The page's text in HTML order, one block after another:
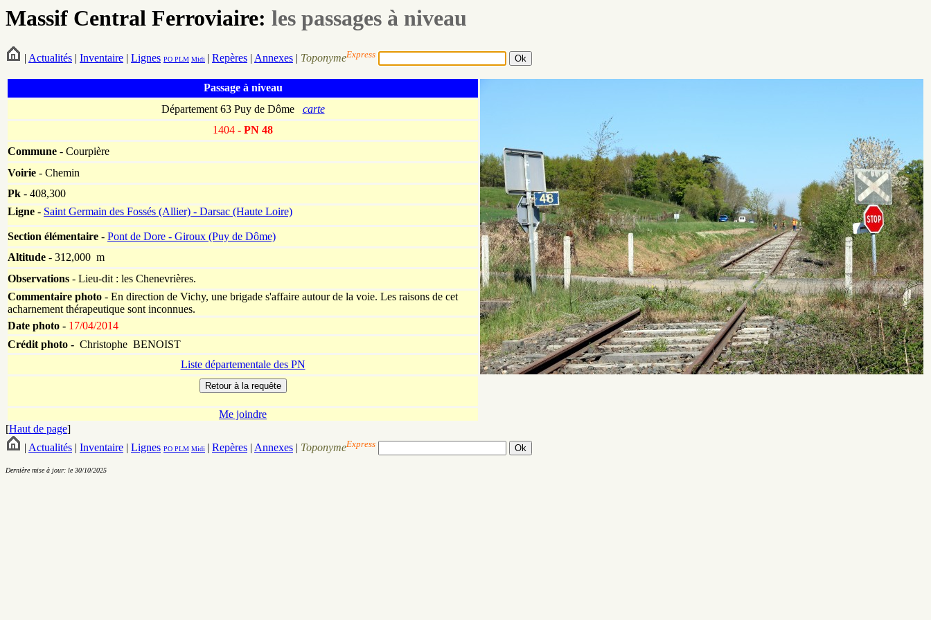
Massif Central Ferroviaire: les passages à niveau
| Actualités | Inventaire | Lignes PO PLM Midi | Repères | Annexes | ToponymeExpress
Passage à niveau
Département 63 Puy de Dôme carte
1404 - PN 48
Commune - Courpière
Voirie - Chemin
Pk - 408,300
Ligne - Saint Germain des Fossés (Allier) - Darsac (Haute Loire)
Section élémentaire - Pont de Dore - Giroux (Puy de Dôme)
Altitude - 312,000 m
Observations - Lieu-dit : les Chenevrières.
Commentaire photo - En direction de Vichy, une brigade s'affaire autour de la voie. Les raisons de cet
acharnement thérapeutique sont inconnues.
Date photo - 17/04/2014
Crédit photo - Christophe BENOIST
Liste départementale des PN
Me joindre
[Haut de page]
| Actualités | Inventaire | Lignes PO PLM Midi | Repères | Annexes | ToponymeExpress
Dernière mise à jour: le 30/10/2025